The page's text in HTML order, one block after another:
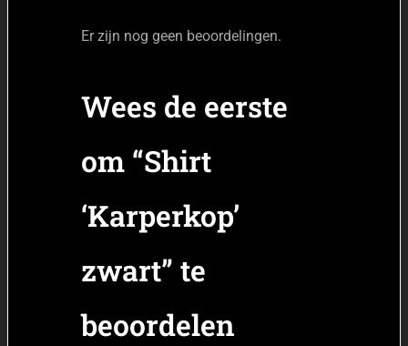
Er zijn nog geen beoordelingen.
Wees de eerste
om “Shirt
‘Karperkop’
zwart” te
beoordelen